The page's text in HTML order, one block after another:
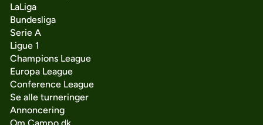
LaLiga
Bundesliga
Serie A
Ligue 1
Champions League
Europa League
Conference League
Se alle turneringer
Annoncering